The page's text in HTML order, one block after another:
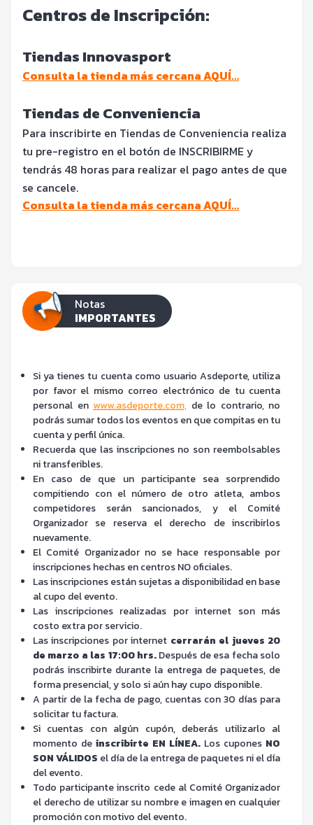
Centros de Inscripción:
Tiendas Innovasport
Consulta la tienda más cercana AQUÍ…
Tiendas de Conveniencia
Para inscribirte en Tiendas de Conveniencia realiza
tu pre-registro en el botón de INSCRIBIRME y
tendrás 48 horas para realizar el pago antes de que
se cancele.
Consulta la tienda más cercana AQUÍ…
Notas
IMPORTANTES
Si ya tienes tu cuenta como usuario Asdeporte, utiliza
por favor el mismo correo electrónico de tu cuenta
personal en www.asdeporte.com, de lo contrario, no
podrás sumar todos los eventos en que compitas en tu
cuenta y perfil única.
Recuerda que las inscripciones no son reembolsables
ni transferibles.
En caso de que un participante sea sorprendido
compitiendo con el número de otro atleta, ambos
competidores serán sancionados, y el Comité
Organizador se reserva el derecho de inscribirlos
nuevamente.
El Comité Organizador no se hace responsable por
inscripciones hechas en centros NO oficiales.
Las inscripciones están sujetas a disponibilidad en base
al cupo del evento.
Las inscripciones realizadas por internet son más
costo extra por servicio.
Las inscripciones por internet cerrarán el jueves 20
de marzo a las 17:00 hrs.Después de esa fecha solo
podrás inscribirte durante la entrega de paquetes, de
forma presencial, y solo si aún hay cupo disponible.
A partir de la fecha de pago, cuentas con 30 días para
solicitar tu factura.
Si cuentas con algún cupón, deberás utilizarlo al
momento de inscribirte EN LÍNEA. Los cupones NO
SON VÁLIDOS el día de la entrega de paquetes ni el día
del evento.
Todo participante inscrito cede al Comité Organizador
el derecho de utilizar su nombre e imagen en cualquier
promoción con motivo del evento.